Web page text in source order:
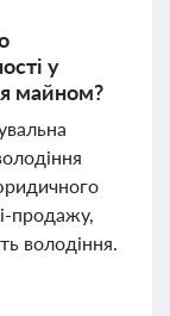
у
майном?
продажу,
володіння.